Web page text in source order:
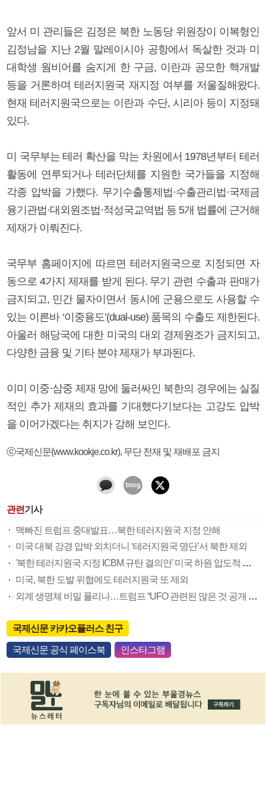
앞서 미 관리들은 김정은 북한 노동당 위원장이 이복형인
김정남을 지난 2월 말레이시아 공항에서 독살한 것과 미
대학생 웜비어를 숨지게 한 구금, 이란과 공모한 핵개발
등을 거론하며 테러지원국 재지정 여부를 저울질해왔다.
현재 테러지원국으로는 이란과 수단, 시리아 등이 지정돼
있다.
미 국무부는 테러 확산을 막는 차원에서 1978년부터 테러
활동에 연루되거나 테러단체를 지원한 국가들을 지정해
각종 압박을 가했다. 무기수출통제법·수출관리법·국제금
융기관법·대외원조법·적성국교역법 등 5개 법률에 근거해
제재가 이뤄진다.
국무부 홈페이지에 따르면 테러지원국으로 지정되면 자
동으로 4가지 제재를 받게 된다. 무기 관련 수출과 판매가
금지되고, 민간 물자이면서 동시에 군용으로도 사용할 수
있는 이른바 ‘이중용도’(dual-use) 품목의 수출도 제한된다.
아울러 해당국에 대한 미국의 대외 경제원조가 금지되고,
다양한 금융 및 기타 분야 제재가 부과된다.
이미 이중·삼중 제재 망에 둘러싸인 북한의 경우에는 실질
적인 추가 제재의 효과를 기대했다기보다는 고강도 압박
을 이어가겠다는 취지가 강해 보인다.
ⓒ국제신문(www.kookje.co.kr), 무단 전재 및 재배포 금지
관련기사
맥빠진 트럼프 중대발표…북한 테러지원국 지정 안해
미국 대북 강경 압박 외치더니 ‘테러지원국 명단’서 북한 제외
'북한 테러지원국 지정 ICBM 규탄 결의안' 미국 하원 압도적 통과
미국, 북한 도발 위협에도 테러지원국 또 제외
외계 생명체 비밀 풀리나…트럼프 “UFO 관련된 많은 것 공개 예정”
국제신문 카카오플러스 친구
국제신문 공식 페이스북 인스타그램